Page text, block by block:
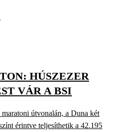
HÚSZEZER
VÁR A BSI
útvonalán, a Duna két
érintve teljesíthetik a 42.195